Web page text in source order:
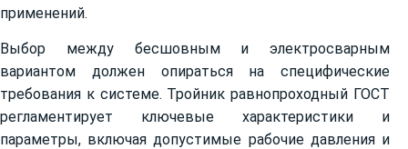
применений.
Выбор между бесшовным и электросварным
вариантом должен опираться на специфические
требования к системе. Тройник равнопроходный ГОСТ
регламентирует ключевые характеристики и
параметры, включая допустимые рабочие давления и